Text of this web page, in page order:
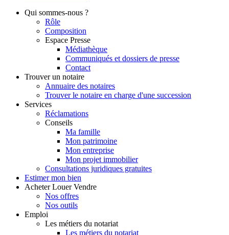
Qui sommes-nous ?
Rôle
Composition
Espace Presse
Médiathèque
Communiqués et dossiers de presse
Contact
Trouver un notaire
Annuaire des notaires
Trouver le notaire en charge d'une succession
Services
Réclamations
Conseils
Ma famille
Mon patrimoine
Mon entreprise
Mon projet immobilier
Consultations juridiques gratuites
Estimer mon bien
Acheter Louer Vendre
Nos offres
Nos outils
Emploi
Les métiers du notariat
Les métiers du notariat